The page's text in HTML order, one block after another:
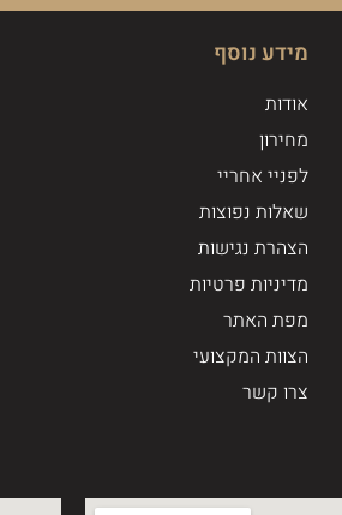
מידע נוסף
אודות
מחירון
לפניי אחריי
שאלות נפוצות
הצהרת נגישות
מדיניות פרטיות
מפת האתר
הצוות המקצועי
צרו קשר